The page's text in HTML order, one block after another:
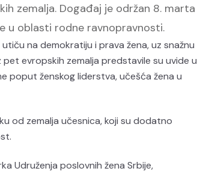
zemalja. Događaj je održan 8. marta
u oblasti rodne ravnopravnosti.
na demokratiju i prava žena, uz snažnu
evropskih zemalja predstavile su uvide u
poput ženskog liderstva, učešća žena u
od zemalja učesnica, koji su dodatno
Udruženja poslovnih žena Srbije,